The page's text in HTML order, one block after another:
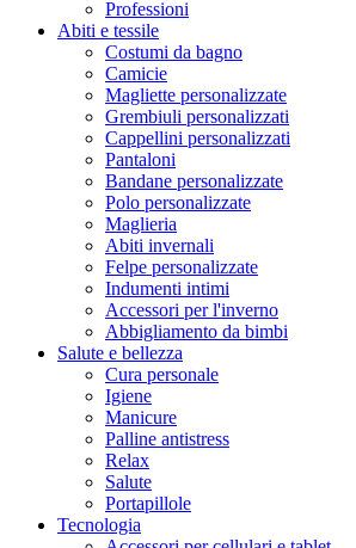
Professioni
Abiti e tessile
Costumi da bagno
Camicie
Magliette personalizzate
Grembiuli personalizzati
Cappellini personalizzati
Pantaloni
Bandane personalizzate
Polo personalizzate
Maglieria
Abiti invernali
Felpe personalizzate
Indumenti intimi
Accessori per l'inverno
Abbigliamento da bimbi
Salute e bellezza
Cura personale
Igiene
Manicure
Palline antistress
Relax
Salute
Portapillole
Tecnologia